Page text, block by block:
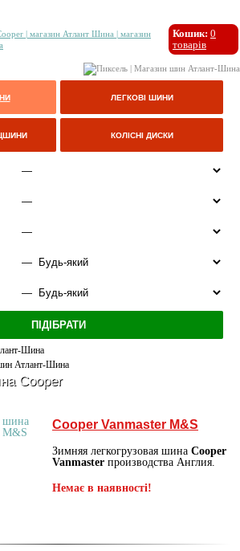
Кошик: 0
товарів
ЛЕГКОВІ ШИНИ
КОЛІСНІ ДИСКИ
Cooper
Cooper Vanmaster M&S
Зимняя легкогрузовая шина Cooper
Vanmaster производства Англия.
Немає в наявності!